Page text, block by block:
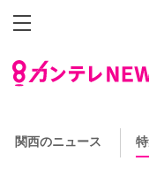
関西のニュース